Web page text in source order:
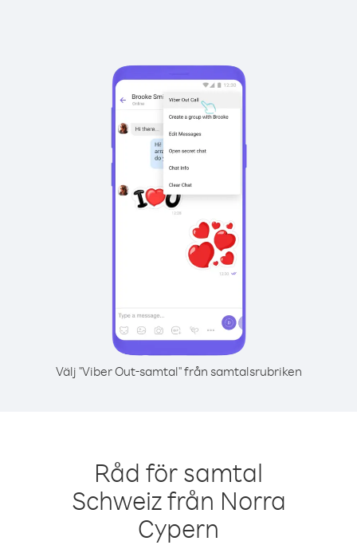
Välj "Viber Out-samtal" från samtalsrubriken
Råd för samtal
Schweiz från Norra
Cypern